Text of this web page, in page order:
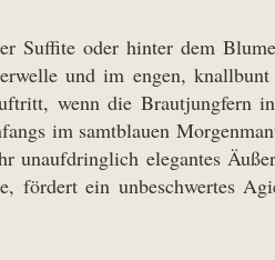
Suffite oder hinter dem
und im engen, knallbunt
wenn die Brautjungfern
im samtblauen
unaufdringlich elegantes
fördert ein unbeschwertes